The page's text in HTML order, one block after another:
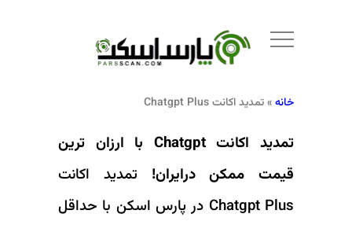
خانه»تمدید اکانت Chatgpt Plus
تمدید اکانت Chatgpt با ارزان ترین
قیمت ممکن درایران! تمدید اکانت
Chatgpt Plus در پارس اسکن با حداقل